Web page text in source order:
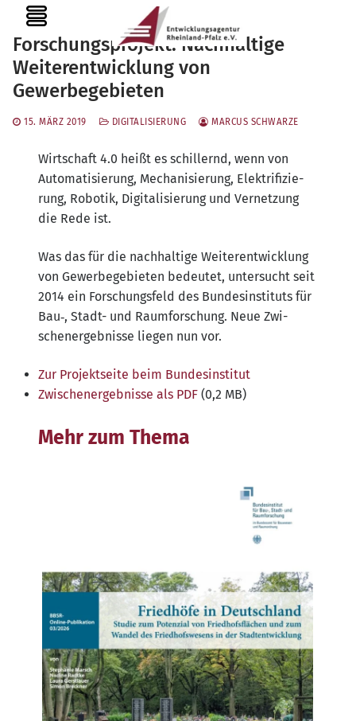
Inhalt
springen
Forschungsprojekt: Nachhaltige
Weiterentwicklung von
Gewerbegebieten
15. MÄRZ 2019 DIGITALISIERUNG MARCUS SCHWARZE
Wirt­schaft 4.0 heißt es schil­lernd, wenn von
Auto­ma­ti­sie­rung, Mecha­ni­sie­rung, Elek­tri­fi­zie­
rung, Robo­tik, Digi­ta­li­sie­rung und Ver­net­zung
die Rede ist.
Was das für die nach­hal­ti­ge Wei­ter­ent­wick­lung
von Gewer­be­ge­bie­ten bedeu­tet, unter­sucht seit
2014 ein For­schungs­feld des Bun­des­in­sti­tuts für
Bau‑, Stadt- und Raum­for­schung. Neue Zwi­
schen­er­geb­nis­se lie­gen nun vor.
Zur Pro­jekt­sei­te beim Bundesinstitut
Zwi­schen­er­geb­nis­se als PDF (0,2 MB)
Mehr zum Thema